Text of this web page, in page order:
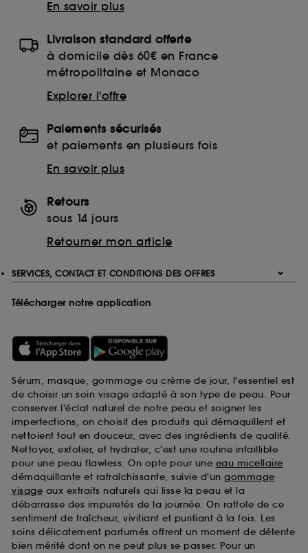
En savoir plus
Livraison standard offerte
à domicile dès 60€ en France
métropolitaine et Monaco
Explorer l'offre
Paiements sécurisés
et paiements en plusieurs fois
En savoir plus
Retours
sous 14 jours
Retourner mon article
SERVICES, CONTACT ET CONDITIONS DES OFFRES
Télécharger notre application
Sérum, masque, gommage ou crème de jour, l'essentiel est
de choisir un soin visage adapté à son type de peau. Pour
conserver l'éclat naturel de notre peau et soigner les
imperfections, on choisit des produits qui démaquillent et
nettoient tout en douceur, avec des ingrédients de qualité.
Nettoyer, exfolier, et hydrater, c'est une routine infaillible
pour une peau flawless. On opte pour une eau micellaire
démaquillante et rafraîchissante, suivie d'un gommage
visage aux extraits naturels qui lisse la peau et la
débarrasse des impuretés de la journée. On raffole de ce
sentiment de fraîcheur, vivifiant et purifiant à la fois. Les
soins délicatement parfumés offrent un moment de détente
bien mérité dont on ne peut plus se passer. Pour un